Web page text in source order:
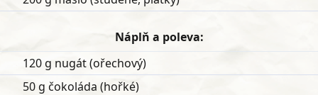
Náplň a poleva:
120 g nugát (ořechový)
50 g čokoláda (hořké)